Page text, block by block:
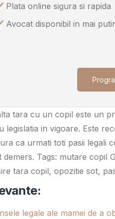
Plata online sigura si rapida
Avocat disponibil in mai
tara cu un copil este un
legislatia in vigoare. Este
ca urmati toti pasii legali
demers. Tags: mutare copil
tara copil, opozitie sot,
legale ale mamei de a